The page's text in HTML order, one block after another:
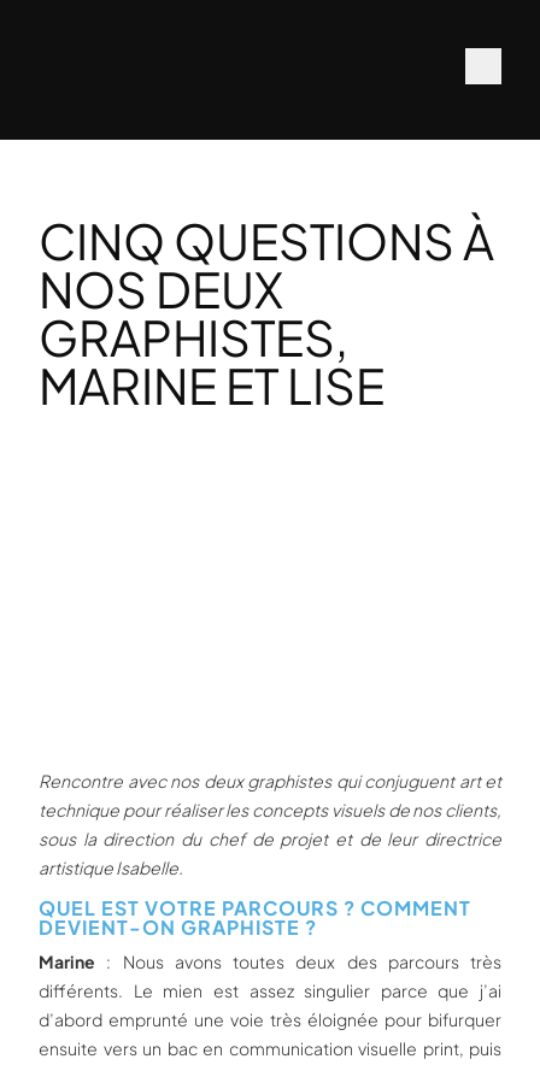
CINQ QUESTIONS À
NOS DEUX
GRAPHISTES,
MARINE ET LISE
Rencontre avec nos deux graphistes qui conjuguent art et
technique pour réaliser les concepts visuels de nos clients,
sous la direction du chef de projet et de leur directrice
artistique Isabelle.
QUEL EST VOTRE PARCOURS ? COMMENT
DEVIENT-ON GRAPHISTE ?
Marine : Nous avons toutes deux des parcours très
différents. Le mien est assez singulier parce que j’ai
d’abord emprunté une voie très éloignée pour bifurquer
ensuite vers un bac en communication visuelle print, puis